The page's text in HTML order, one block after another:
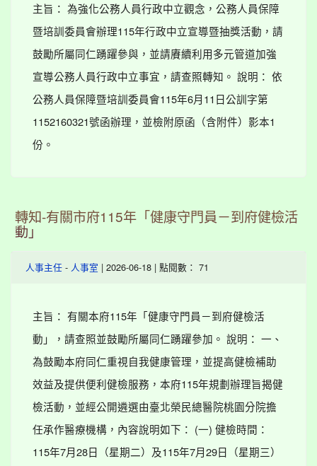
主旨： 為強化公務人員行政中立觀念，公務人員保障
暨培訓委員會辦理115年行政中立宣導暨抽獎活動，請
鼓勵所屬同仁踴躍參與，並請賡續利用多元管道加強
宣導公務人員行政中立事宜，請查照轉知。 說明： 依
公務人員保障暨培訓委員會115年6月11日公訓字第
1152160321號函辦理，並檢附原函（含附件）影本1
份。
轉知-有關市府115年「健康守門員－到府健檢活
動」
人事主任 - 人事室 | 2026-06-18 | 點閱數： 71
主旨： 有關本府115年「健康守門員－到府健檢活
動」，請查照並鼓勵所屬同仁踴躍參加。 說明： 一、
為鼓勵本府同仁重視自我健康管理，並提高健檢補助
效益及提供便利健檢服務，本府115年規劃辦理旨揭健
檢活動，並經公開遴選由臺北榮民總醫院桃園分院擔
任承作醫療機構，內容說明如下： (一) 健檢時間：
115年7月28日（星期二）及115年7月29日（星期三）